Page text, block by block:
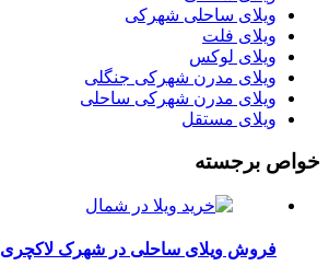
ویلای ساحلی شهرکی
ویلای فلت
ویلای لوکس
ویلای مدرن شهرکی جنگلی
ویلای مدرن شهرکی ساحلی
ویلای مستقل
خواص برجسته
فروش ویلای ساحلی در شهرک لاکچری